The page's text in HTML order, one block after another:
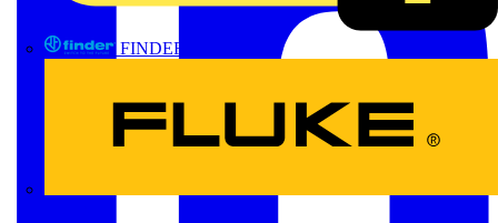
FINDER